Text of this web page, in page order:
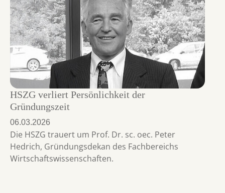
HSZG verliert Persönlichkeit der
Gründungszeit
06.03.2026
Die HSZG trauert um Prof. Dr. sc. oec. Peter
Hedrich, Gründungsdekan des Fachbereichs
Wirtschaftswissenschaften.